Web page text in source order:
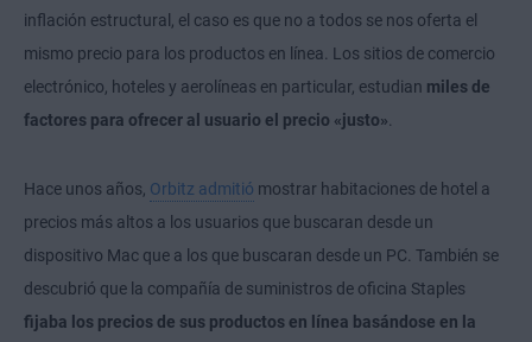
inflación estructural, el caso es que no a todos se nos oferta el
mismo precio para los productos en línea. Los sitios de comercio
electrónico, hoteles y aerolíneas en particular, estudian miles de
factores para ofrecer al usuario el precio «justo»
Hace unos años, Orbitz admitió mostrar habitaciones de hotel a
precios más altos a los usuarios que buscaran desde un
dispositivo Mac que a los que buscaran desde un PC. También se
descubrió que la compañía de suministros de oficina Staples
fijaba los precios de sus productos en línea basándose en la